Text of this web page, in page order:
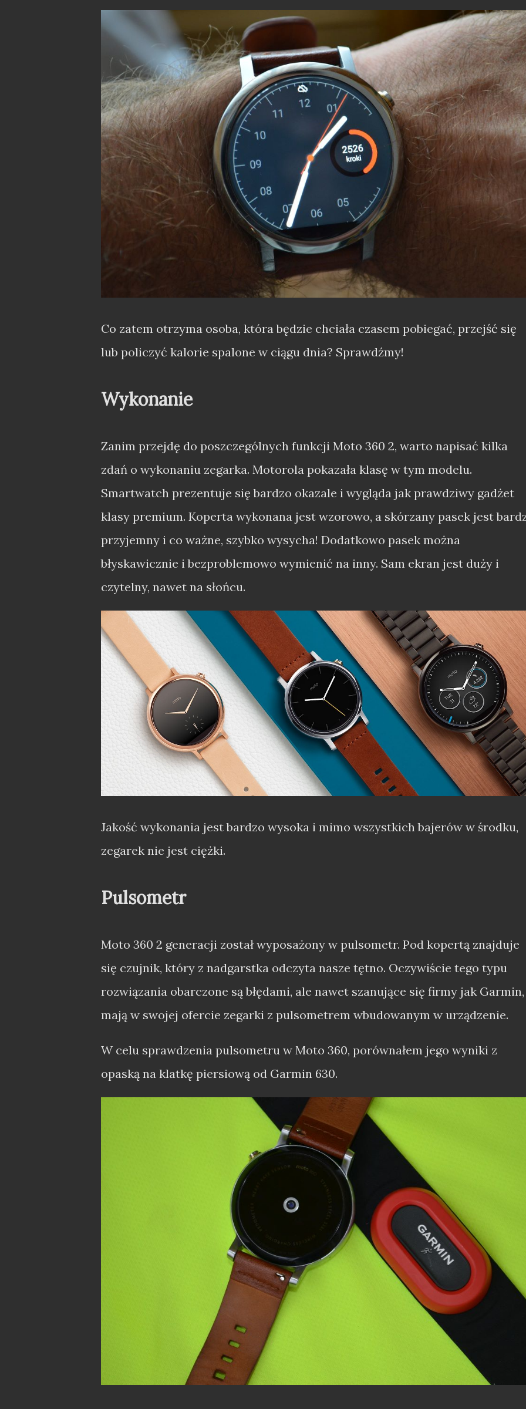
Co zatem otrzyma osoba, która będzie chciała czasem pobiegać, przejść się
lub policzyć kalorie spalone w ciągu dnia? Sprawdźmy!
Wykonanie
Zanim przejdę do poszczególnych funkcji Moto 360 2, warto napisać kilka
zdań o wykonaniu zegarka. Motorola pokazała klasę w tym modelu.
Smartwatch prezentuje się bardzo okazale i wygląda jak prawdziwy gadżet
klasy premium. Koperta wykonana jest wzorowo, a skórzany pasek jest
przyjemny i co ważne, szybko wysycha! Dodatkowo pasek można
błyskawicznie i bezproblemowo wymienić na inny. Sam ekran jest duży i
czytelny, nawet na słońcu.
Jakość wykonania jest bardzo wysoka i mimo wszystkich bajerów w środku,
zegarek nie jest ciężki.
Pulsometr
Moto 360 2 generacji został wyposażony w pulsometr. Pod kopertą znajduje
się czujnik, który z nadgarstka odczyta nasze tętno. Oczywiście tego typu
rozwiązania obarczone są błędami, ale nawet szanujące się firmy jak Garmin,
mają w swojej ofercie zegarki z pulsometrem wbudowanym w urządzenie.
W celu sprawdzenia pulsometru w Moto 360, porównałem jego wyniki z
opaską na klatkę piersiową od Garmin 630.